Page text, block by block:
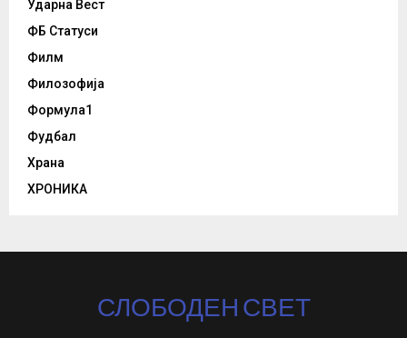
Ударна Вест
ФБ Статуси
Филм
Филозофија
Формула1
Фудбал
Храна
ХРОНИКА
СЛОБОДЕН СВЕТ